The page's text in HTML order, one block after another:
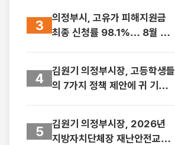
3
의정부시, 고유가 피해지원금
최종 신청률 98.1%… 8월 31
4
김원기 의정부시장, 고등학생들
의 7가지 정책 제안에 귀 기울
5
김원기 의정부시장, 2026년
지방자치단체장 재난안전교육